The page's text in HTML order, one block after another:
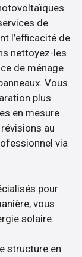
de
l’efficacité de
nettoyez-les
de ménage
Vous
plus
en mesure
au
via
pour
vous
solaire.
structure en